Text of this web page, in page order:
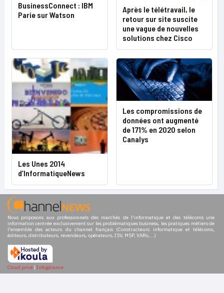
BusinessConnect : IBM
Parie sur Watson
Après le télétravail, le
retour sur site suscite
une vague de nouvelles
solutions chez Cisco
Les Unes 2014
d’InformatiqueNews
Les compromissions de
données ont augmenté
de 171% en 2020 selon
Canalys
Nous proposons aux professionnels des marchés de l'informatique et des télécoms une
information centrée exclusivement sur les problématiques business, les pratiques métiers de
l'ensemble des acteurs du channel français (Constructeurs informatique et télécoms,
éditeurs, distributeurs, revendeurs, opérateurs, ISV, MSP, VARs,...)
Cloud privé | Infogérance